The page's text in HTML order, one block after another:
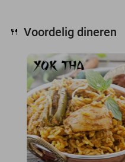
🍴 Voordelig dineren